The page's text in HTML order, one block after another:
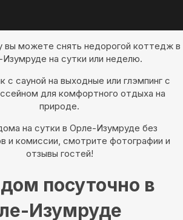
вы можете снять недорогой коттедж в
на сутки или неделю.
с сауной на выходные или глэмпинг с
для комфортного отдыха на
природе.
на сутки в Орле-Изумруде без
и комиссии, смотрите фотографии и
отзывы гостей!
посуточно в
Изумруде